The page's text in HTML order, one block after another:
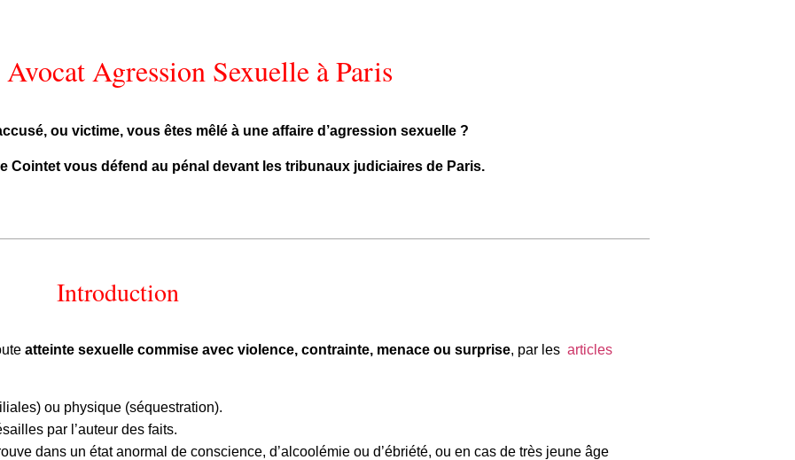
Avocat Agression Sexuelle à Paris
ou victime, vous êtes mêlé à une affaire d’agression sexuelle ?
Cointet vous défend au pénal devant les tribunaux judiciaires de Paris.
Introduction
atteinte sexuelle commise avec violence, contrainte, menace ou surprise, par les articles
ou physique (séquestration).
par l’auteur des faits.
dans un état anormal de conscience, d’alcoolémie ou d’ébriété, ou en cas de très jeune âge